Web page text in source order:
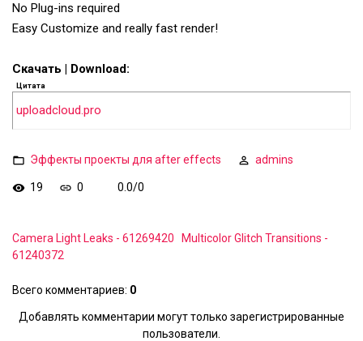
No Plug-ins required
Easy Customize and really fast render!
Скачать | Download:
Цитата
uploadcloud.pro
Эффекты проекты для after effects admins
19 0 0.0/0
Camera Light Leaks - 61269420
Multicolor Glitch Transitions -
61240372
Всего комментариев: 0
Добавлять комментарии могут только зарегистрированные
пользователи.